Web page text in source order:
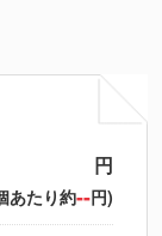
円
あたり約--円)